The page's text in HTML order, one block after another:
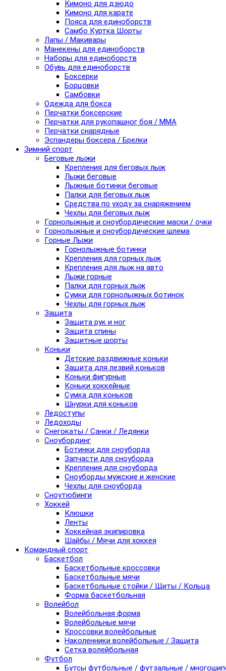
Кимоно для дзюдо
Кимоно для карате
Пояса для единоборств
Самбо Куртка Шорты
Лапы / Макивары
Манекены для единоборств
Наборы для единоборств
Обувь для единоборств
Боксерки
Борцовки
Самбовки
Одежда для бокса
Перчатки боксерские
Перчатки для рукопашног боя / ММА
Перчатки снарядные
Эспандеры боксера / Брелки
Зимний спорт
Беговые лыжи
Крепления для беговых лыж
Лыжи беговые
Лыжные ботинки беговые
Палки для беговых лыж
Средства по уходу за снаряжением
Чехлы для беговых лыж
Горнолыжные и сноубордические маски / очки
Горнолыжные и сноубордические шлема
Горные Лыжи
Горнолыжные ботинки
Крепления для горных лыж
Крепления для лыж на авто
Лыжи горные
Палки для горных лыж
Сумки для горнолыжных ботинок
Чехлы для горных лыж
Защита
Защита рук и ног
Защита спины
Защитные шорты
Коньки
Детские раздвижные коньки
Защита для лезвий коньков
Коньки фигурные
Коньки хоккейные
Сумка для коньков
Шнурки для коньков
Ледоступы
Ледоходы
Снегокаты / Санки / Ледянки
Сноубординг
Ботинки для сноуборда
Запчасти для сноуборда
Крепления для сноуборда
Сноуборды мужские и женские
Чехлы для сноуборда
Сноутюбинги
Хоккей
Клюшки
Ленты
Хоккейная экипировка
Шайбы / Мячи для хоккея
Командный спорт
Баскетбол
Баскетбольные кроссовки
Баскетбольные мячи
Баскетбольные стойки / Щиты / Кольца
Форма баскетбольная
Волейбол
Волейбольная форма
Волейбольные мячи
Кроссовки волейбольные
Наколенники волейбольные / Защита
Сетка волейбольная
Футбол
Бутсы футбольные / футзальные /